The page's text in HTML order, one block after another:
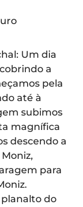
Um dia
a
pela
até à
subimos
magnífica
descendo a
para
planalto do